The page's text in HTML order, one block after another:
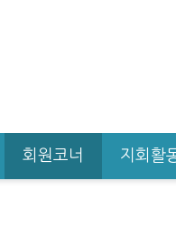
회원코너 지회활